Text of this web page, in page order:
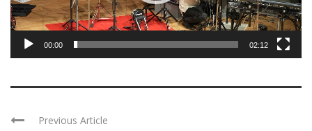
00:00 02:12
Previous Article